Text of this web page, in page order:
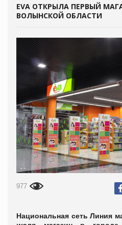
EVA ОТКРЫЛА ПЕРВЫЙ
ВОЛЫНСКОЙ ОБЛАСТИ
977
Национальная сеть Линия